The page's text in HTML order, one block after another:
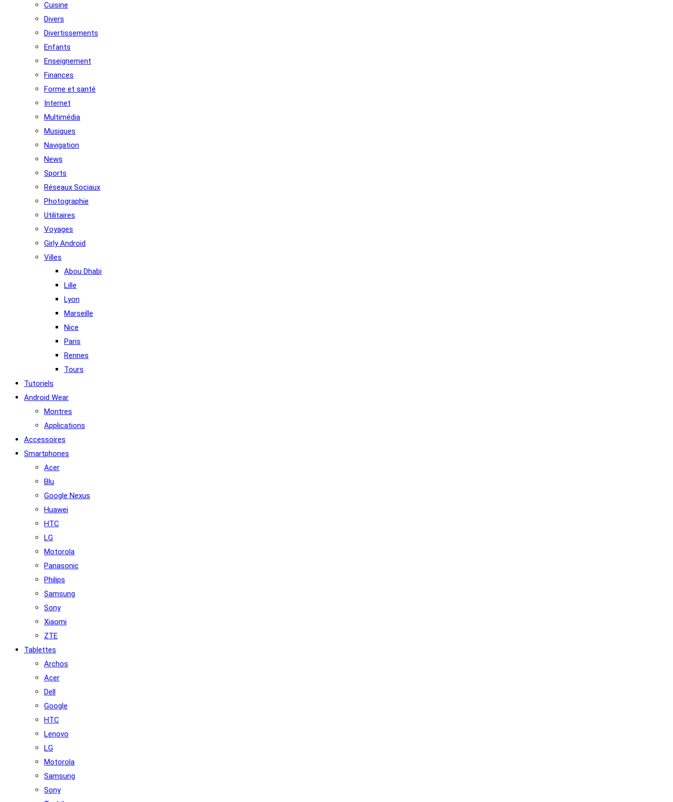
Cuisine
Divers
Divertissements
Enfants
Enseignement
Finances
Forme et santé
Internet
Multimédia
Musiques
Navigation
News
Sports
Réseaux Sociaux
Photographie
Utilitaires
Voyages
Girly Android
Villes
Abou Dhabi
Lille
Lyon
Marseille
Nice
Paris
Rennes
Tours
Tutoriels
Android Wear
Montres
Applications
Accessoires
Smartphones
Acer
Blu
Google Nexus
Huawei
HTC
LG
Motorola
Panasonic
Philips
Samsung
Sony
Xiaomi
ZTE
Tablettes
Archos
Acer
Dell
Google
HTC
Lenovo
LG
Motorola
Samsung
Sony